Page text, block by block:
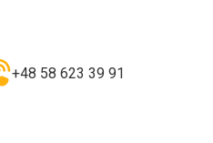
+48 58 623 39 91